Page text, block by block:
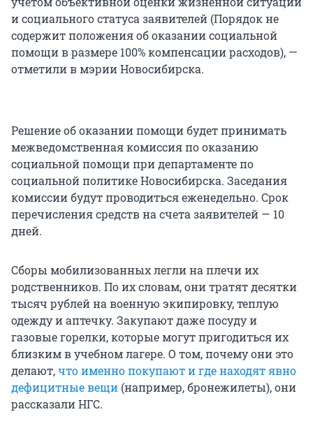
и социального статуса заявителей (Порядок не
содержит положения об оказании социальной
помощи в размере 100% компенсации расходов), —
отметили в мэрии Новосибирска.
Решение об оказании помощи будет принимать
межведомственная комиссия по оказанию
социальной помощи при департаменте по
социальной политике Новосибирска. Заседания
комиссии будут проводиться еженедельно. Срок
перечисления средств на счета заявителей — 10
дней.
Сборы мобилизованных легли на плечи их
родственников. По их словам, они тратят десятки
тысяч рублей на военную экипировку, теплую
одежду и аптечку. Закупают даже посуду и
газовые горелки, которые могут пригодиться их
близким в учебном лагере. О том, почему они это
делают,что именно покупают и где находят явно
дефицитные вещи (например, бронежилеты), они
рассказали НГС.